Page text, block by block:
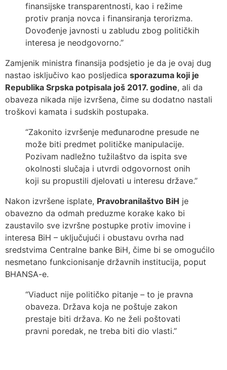
finansijske transparentnosti, kao i režime
protiv pranja novca i finansiranja terorizma.
Dovođenje javnosti u zabludu zbog političkih
interesa je neodgovorno.”
Zamjenik ministra finansija podsjetio je da je ovaj dug
nastao isključivo kao posljedica sporazuma koji je
Republika Srpska potpisala još 2017. godine, ali da
obaveza nikada nije izvršena, čime su dodatno nastali
troškovi kamata i sudskih postupaka.
“Zakonito izvršenje međunarodne presude ne
može biti predmet političke manipulacije.
Pozivam nadležno tužilaštvo da ispita sve
okolnosti slučaja i utvrdi odgovornost onih
koji su propustili djelovati u interesu države.”
Nakon izvršene isplate, Pravobranilaštvo BiH je
obavezno da odmah preduzme korake kako bi
zaustavilo sve izvršne postupke protiv imovine i
interesa BiH – uključujući i obustavu ovrha nad
sredstvima Centralne banke BiH, čime bi se omogućilo
nesmetano funkcionisanje državnih institucija, poput
BHANSA-e.
“Viaduct nije političko pitanje – to je pravna
obaveza. Država koja ne poštuje zakon
prestaje biti država. Ko ne želi poštovati
pravni poredak, ne treba biti dio vlasti.”